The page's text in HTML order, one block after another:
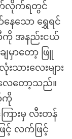
တ်လိုက်ရတွင်
နေသော ရွှေရင်
အနည်းငယ်
မှာတော့ ဖြူ
သားလေးများ
ရလေတော့သည်။
ကို
ြားမှ လီးတန်
လက်ဖြင့်